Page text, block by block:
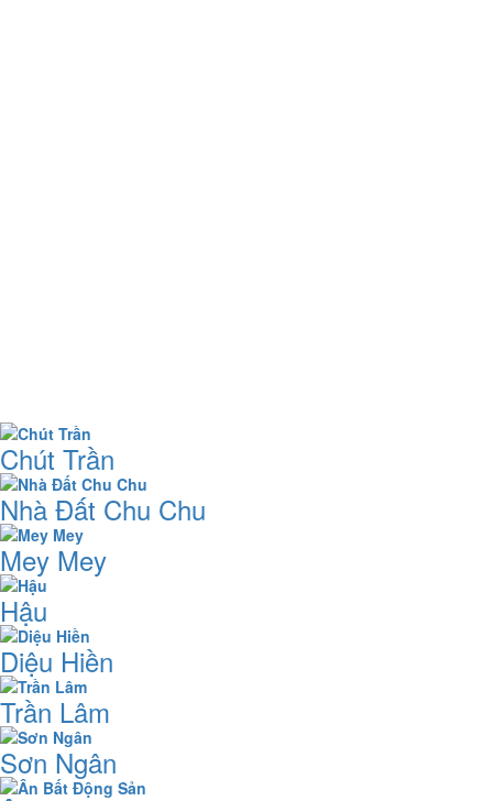
Chút Trần
Nhà Đất Chu Chu
Mey Mey
Hậu
Diệu Hiền
Trần Lâm
Sơn Ngân